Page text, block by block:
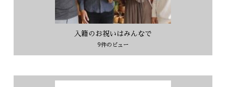
入籍のお祝いはみんなで
9件のビュー